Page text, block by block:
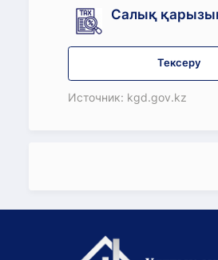
Салық
Тексеру
Источник: kgd.gov.kz